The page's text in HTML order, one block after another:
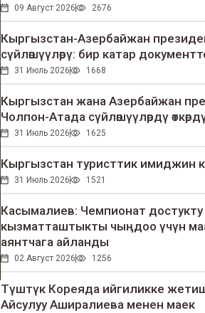
09 Август 2026 2676
Кыргызстан-Азербайжан
сүйлөшүүлөрү: бир катар
31 Июль 2026 1668
Кыргызстан жана Азербайжан
Чолпон-Атада сүйлөшүүлөрдү
31 Июль 2026 1625
Кыргызстан туристтик имиджин
31 Июль 2026 1521
Касымалиев: Чемпионат
кызматташтыкты чыңдоо үчүн
аянтчага айланды
02 Август 2026 1256
Түштүк Кореяда ийгиликке
Айсулуу Аширалиева менен маек